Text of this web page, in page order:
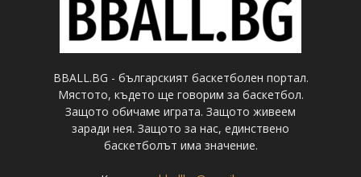
BBALL.BG - българският баскетболен портал.
Мястото, където ще говорим за баскетбол.
Защото обичаме играта. Защото живеем
заради нея. Защото за нас, единствено
баскетболът има значение.